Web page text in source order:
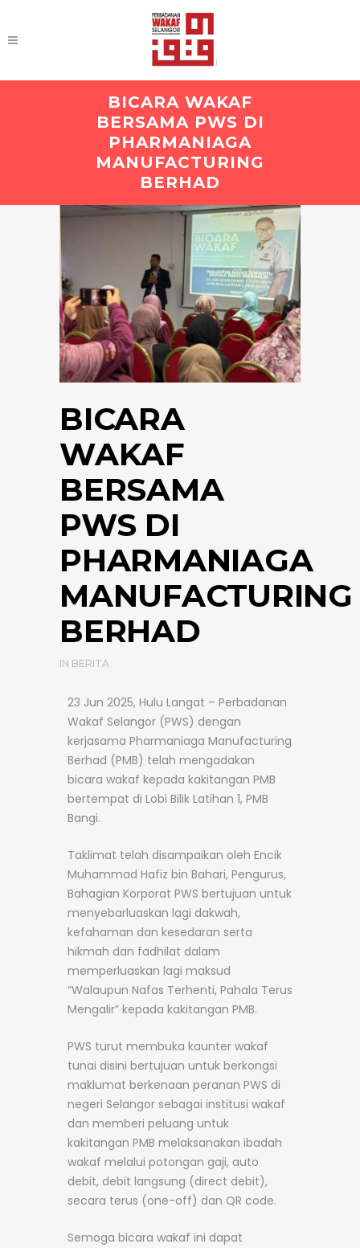
BICARA WAKAF
BERSAMA PWS DI
PHARMANIAGA
MANUFACTURING
BERHAD
BICARA
WAKAF
BERSAMA
PWS DI
PHARMANIAGA
MANUFACTURING
BERHAD
IN BERITA
23 Jun 2025, Hulu Langat – Perbadanan
Wakaf Selangor (PWS) dengan
kerjasama Pharmaniaga Manufacturing
Berhad (PMB) telah mengadakan
bicara wakaf kepada kakitangan PMB
bertempat di Lobi Bilik Latihan 1, PMB
Bangi.
Taklimat telah disampaikan oleh Encik
Muhammad Hafiz bin Bahari, Pengurus,
Bahagian Korporat PWS bertujuan untuk
menyebarluaskan lagi dakwah,
kefahaman dan kesedaran serta
hikmah dan fadhilat dalam
memperluaskan lagi maksud
“Walaupun Nafas Terhenti, Pahala Terus
Mengalir” kepada kakitangan PMB.
PWS turut membuka kaunter wakaf
tunai disini bertujuan untuk berkongsi
maklumat berkenaan peranan PWS di
negeri Selangor sebagai institusi wakaf
dan memberi peluang untuk
kakitangan PMB melaksanakan ibadah
wakaf melalui potongan gaji, auto
debit, debit langsung (direct debit),
secara terus (one-off) dan QR code.
Semoga bicara wakaf ini dapat